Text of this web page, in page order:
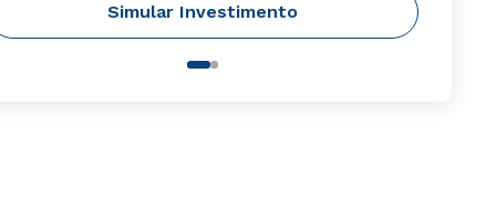
Simular Investimento